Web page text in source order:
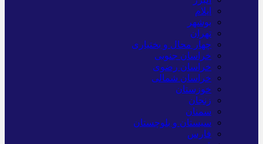
ایلام
بوشهر
تهران
چهار محال و بختیاری
خراسان جنوبی
خراسان رضوی
خراسان شمالی
خوزستان
زنجان
سمنان
سیستان و بلوچستان
فارس